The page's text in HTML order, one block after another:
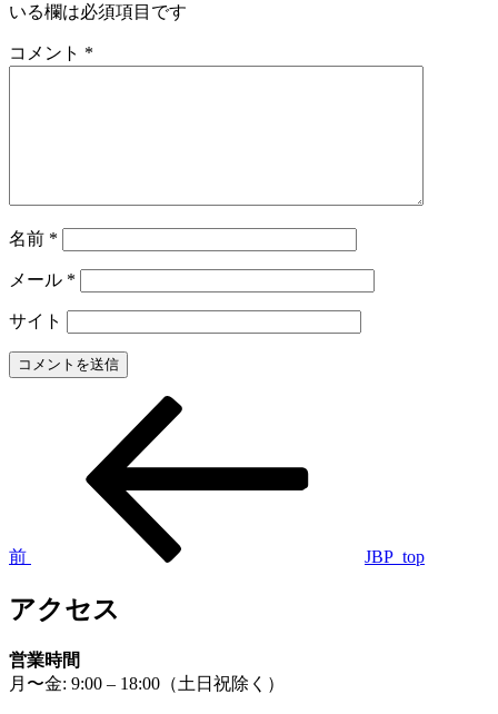
いる欄は必須項目です
コメント *
名前 *
メール *
サイト
ゲ
ー
シ
ョ
ン
前 JBP_top
アクセス
営業時間
月〜金: 9:00 – 18:00（土日祝除く）